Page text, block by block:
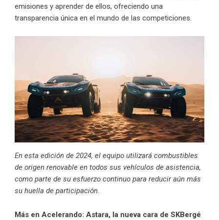
emisiones y aprender de ellos, ofreciendo una
transparencia única en el mundo de las competiciones.
En esta edición de 2024, el equipo utilizará combustibles
de origen renovable en todos sus vehículos de asistencia,
como parte de su esfuerzo continuo para reducir aún más
su huella de participación.
Más en Acelerando: Astara, la nueva cara de SKBergé